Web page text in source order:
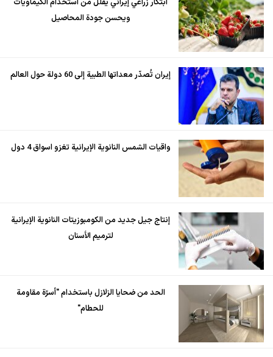
ويحسن جودة المحاصيل
إيران تُصدّر معداتها الطبية إلى 60 دولة حول العالم
واقيات الشمس النانوية الإيرانية تغزو اسواق 4 دول
إنتاج جيل جديد من الكومبوزيتات النانوية الإيرانية
لترميم الأسنان
الحد من ضحايا الزلازل باستخدام "أسرّة مقاومة
للحطام"